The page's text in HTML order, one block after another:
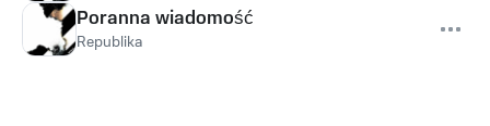
Poranna wiadomość
Republika